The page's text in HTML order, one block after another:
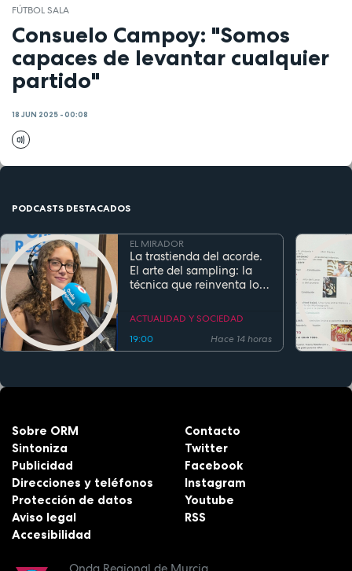
FÚTBOL SALA
Consuelo Campoy: "Somos
capaces de levantar cualquier
partido"
18 JUN 2025 - 00:08
PODCASTS DESTACADOS
EL MIRADOR
La trastienda del acorde.
El arte del sampling: la
técnica que reinventa los
actual
ACTUALIDAD Y SOCIEDAD
19:00
Hace 14 horas
Sobre ORM
Sintoniza
Publicidad
Direcciones y teléfonos
Protección de datos
Aviso legal
Accesibilidad
Contacto
Twitter
Facebook
Instagram
Youtube
RSS